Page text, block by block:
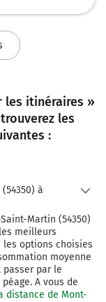
les itinéraires »
les
:
à
Martin (54350)
meilleurs
options choisies
moyenne
par le
A vous de
distance de Mont-